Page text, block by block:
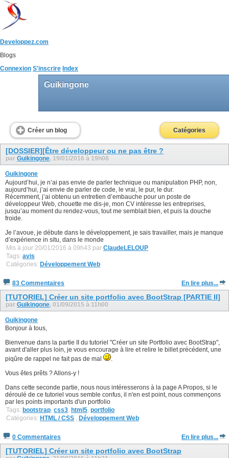
Developpez.com
Blogs
Connexion S'inscrire Index
Guikingone
Créer un blog Catégories
[DOSSIER][Être développeur ou ne pas être ?
par Guikingone, 19/01/2016 à 19h08
Guikingone
Aujourd’hui, je n’ai pas envie de parler technique ou manipulation PHP, non,
aujourd’hui, j’ai envie de parler de code, le vrai, le pur, le dur.
Récemment, j’ai obtenu un entretien d’embauche pour un poste de
développeur Web, chouette me dis-je, mon CV intéresse les entreprises,
jusqu’au moment du rendez-vous, tout me semblait bien, et puis la douche
froide.
Je l’avoue, je débute dans le développement, je sais travailler, mais je manque
d’expérience in situ, dans le monde
Mis à jour 20/01/2016 à 09h43 par ClaudeLELOUP
Tags: avis
Catégories: Développement Web
83 Commentaires En lire plus...
[TUTORIEL] Créer un site portfolio avec BootStrap [PARTIE II]
par Guikingone, 01/09/2015 à 11h00
Guikingone
Bonjour à tous,
Bienvenue dans la partie II du tutoriel "Créer un site Portfolio avec BootStrap",
avant d'aller plus loin, je vous encourage à lire et relire le billet précédent, une
piqûre de rappel ne fait pas de mal
.
Vous êtes prêts ? Allons-y !
Dans cette seconde partie, nous nous intéresserons à la page A Propos, si le
déroulé de ce tutoriel vous semble confus, il n'en est point, nous commençons
par les points importants d'un portfolio
Tags: bootstrap, css3, html5, portfolio
Catégories: HTML / CSS , Développement Web
0 Commentaires En lire plus...
[TUTORIEL] Créer un site portfolio avec BootStrap